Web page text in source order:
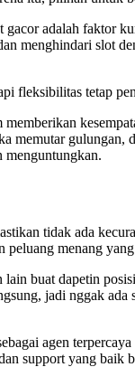
gacor adalah faktor
menghindari slot
fleksibilitas tetap
memutar gulungan,
menguntungkan.
tidak ada
peluang menang
buat dapetin
jadi nggak ada
agen
support yang baik